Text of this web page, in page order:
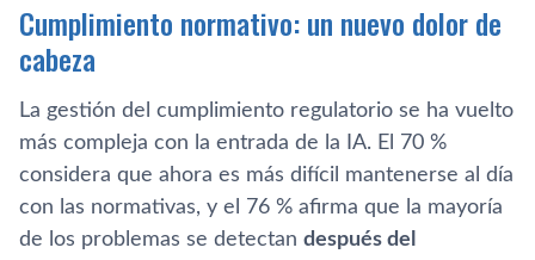
Cumplimiento normativo: un nuevo dolor de
cabeza
La gestión del cumplimiento regulatorio se ha vuelto
más compleja con la entrada de la IA. El 70 %
considera que ahora es más difícil mantenerse al día
con las normativas, y el 76 % afirma que la mayoría
de los problemas se detectan después del